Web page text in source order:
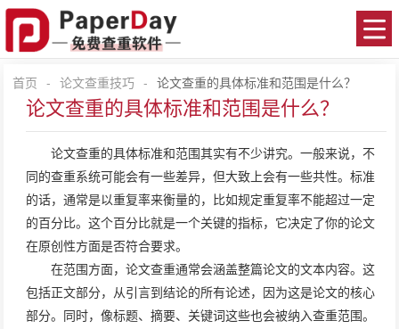
首页 - 论文查重技巧 - 论文查重的具体标准和范围是什么？
论文查重的具体标准和范围是什么？
论文查重的具体标准和范围其实有不少讲究。一般来说，不
同的查重系统可能会有一些差异，但大致上会有一些共性。标准
的话，通常是以重复率来衡量的，比如规定重复率不能超过一定
的百分比。这个百分比就是一个关键的指标，它决定了你的论文
在原创性方面是否符合要求。
在范围方面，论文查重通常会涵盖整篇论文的文本内容。这
包括正文部分，从引言到结论的所有论述，因为这是论文的核心
部分。同时，像标题、摘要、关键词这些也会被纳入查重范围。